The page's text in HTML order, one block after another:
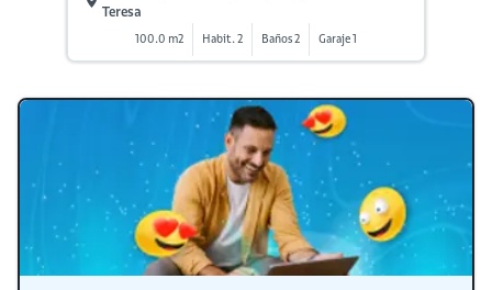
Teresa
100.0 m2 Habit. 2 Baños 2 Garaje 1